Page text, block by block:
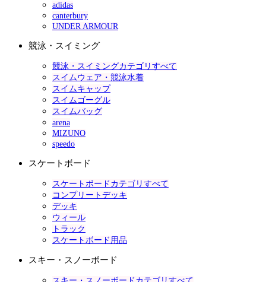
adidas
canterbury
UNDER ARMOUR
競泳・スイミング
競泳・スイミングカテゴリすべて
スイムウェア・競泳水着
スイムキャップ
スイムゴーグル
スイムバッグ
arena
MIZUNO
speedo
スケートボード
スケートボードカテゴリすべて
コンプリートデッキ
デッキ
ウィール
トラック
スケートボード用品
スキー・スノーボード